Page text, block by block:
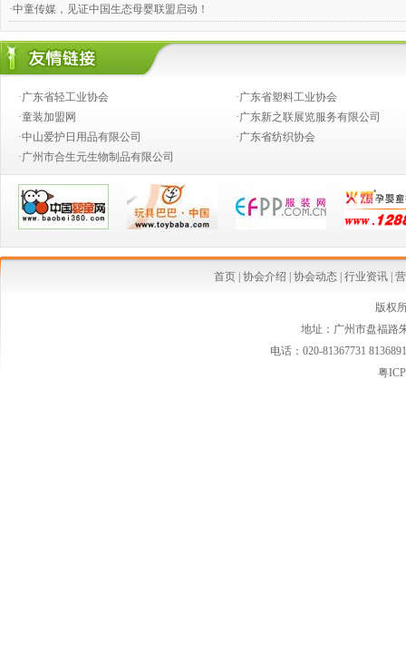
·中童传媒，见证中国生态母婴联盟启动！
·奶粉钱不好赚，跨国合伙兴起
·婴童店销售，如何攻下九类难缠的客户？
·创新童装营销模式,高效对接渠道资源
·2014婴童行业创新发展论坛
·从今生宝贝公司转型看婴童行业发展中的创新变革
·国家质检总局连夜发布新西兰可瑞康婴儿配方乳粉最新消费警示
·广东省轻工业协会
·广东省塑料工业协会
·童装加盟网
·广东新之联展览服务有限公司
·中山爱护日用品有限公司
·广东省纺织协会
·广州市合生元生物制品有限公司
首页 协会介绍 协会动态 行业资讯
版权
地址：广州市盘福路
电话：020-81367731
粤